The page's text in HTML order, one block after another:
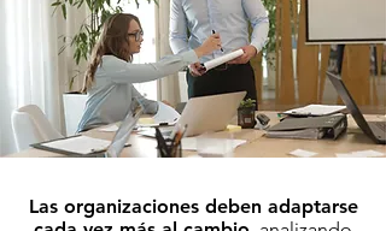
Las organizaciones deben adaptarse